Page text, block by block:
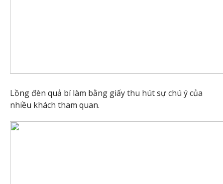
Lồng đèn quả bí làm bằng giấy thu hút sự chú ý của
nhiều khách tham quan.